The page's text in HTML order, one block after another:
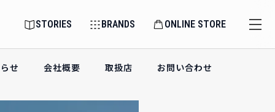
STORIES BRANDS ONLINE STORE
せ 会社概要 取扱店 お問い合わせ